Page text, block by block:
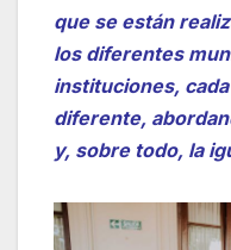
que se están
los diferentes
instituciones,
diferente,
y, sobre todo, la